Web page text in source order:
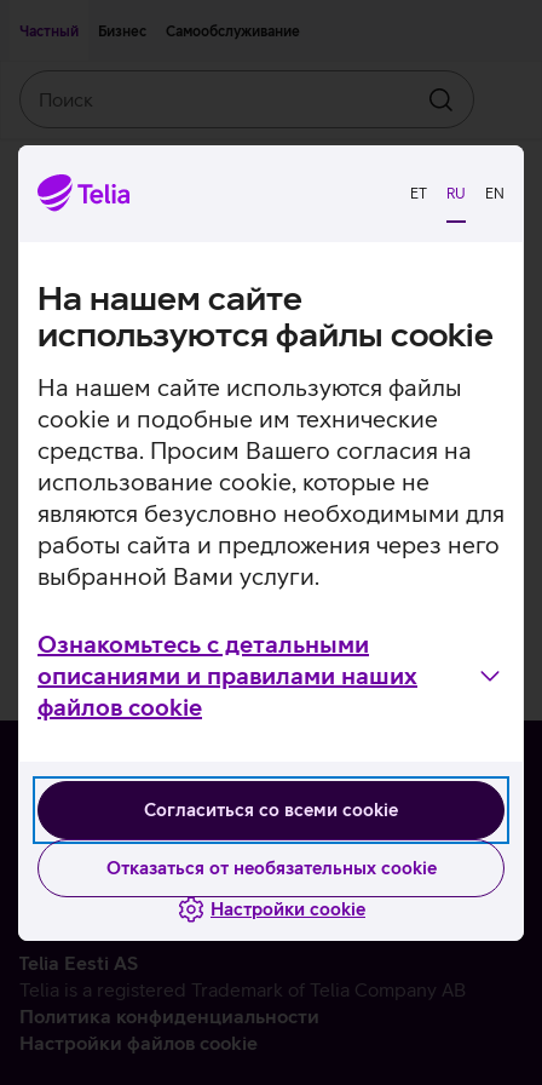
ET RU EN
На нашем сайте
используются файлы cookie
На нашем сайте используются файлы
cookie и подобные им технические
средства. Просим Вашего согласия на
использование cookie, которые не
являются безусловно необходимыми для
работы сайта и предложения через него
выбранной Вами услуги.
Ознакомьтесь с детальными
описаниями и правилами наших
файлов cookie
Согласиться со всеми cookie
Отказаться от необязательных cookie
Настройки cookie
Частный
Бизнес Самообслуживание
Искать
О нас
Контакты
Партнерам
Telia Eesti AS
Telia is a registered Trademark of Telia Company AB
Политика конфиденциальности
Настройки файлов cookie